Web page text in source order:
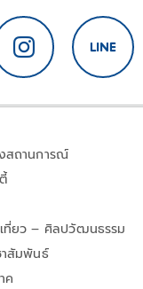
สถานการณ์
ที่ยว – ศิลปวัฒนธรรม
าสัมพันธ์
ค